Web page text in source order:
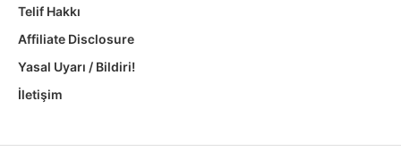
Telif Hakkı
Affiliate Disclosure
Yasal Uyarı / Bildiri!
İletişim